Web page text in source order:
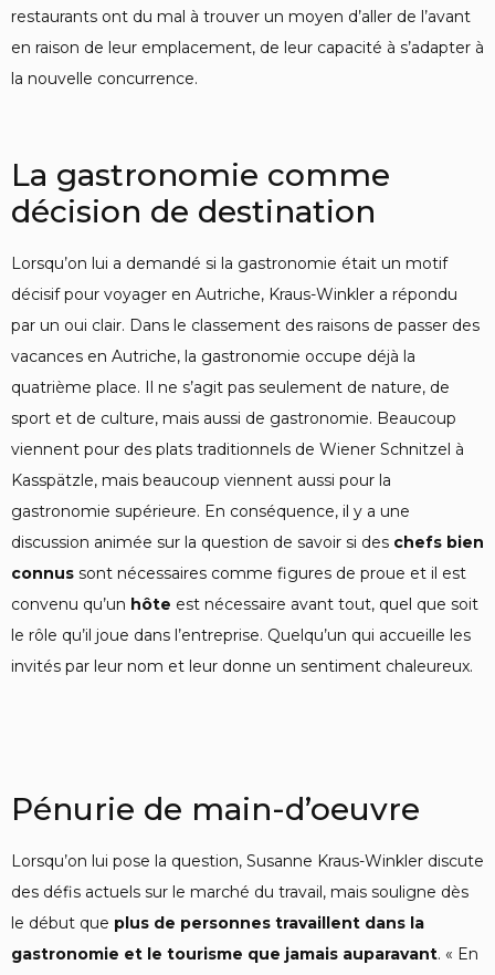
restaurants ont du mal à trouver un moyen d’aller de l’avant
en raison de leur emplacement, de leur capacité à s’adapter à
la nouvelle concurrence.
La gastronomie comme
décision de destination
Lorsqu’on lui a demandé si la gastronomie était un motif
décisif pour voyager en Autriche, Kraus-Winkler a répondu
par un oui clair. Dans le classement des raisons de passer des
vacances en Autriche, la gastronomie occupe déjà la
quatrième place. Il ne s’agit pas seulement de nature, de
sport et de culture, mais aussi de gastronomie. Beaucoup
viennent pour des plats traditionnels de Wiener Schnitzel à
Kasspätzle, mais beaucoup viennent aussi pour la
gastronomie supérieure. En conséquence, il y a une
discussion animée sur la question de savoir si des chefs bien
connus sont nécessaires comme figures de proue et il est
convenu qu’un hôte est nécessaire avant tout, quel que soit
le rôle qu’il joue dans l’entreprise. Quelqu’un qui accueille les
invités par leur nom et leur donne un sentiment chaleureux.
Pénurie de main-d’oeuvre
Lorsqu’on lui pose la question, Susanne Kraus-Winkler discute
des défis actuels sur le marché du travail, mais souligne dès
le début que plus de personnes travaillent dans la
gastronomie et le tourisme que jamais auparavant. « En